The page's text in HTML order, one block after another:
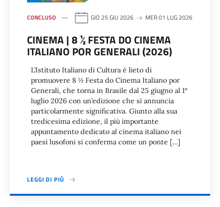
CONCLUSO GIO 25 GIU 2026 MER 01 LUG 2026
CINEMA | 8 ½ FESTA DO CINEMA
ITALIANO POR GENERALI (2026)
L’Istituto Italiano di Cultura è lieto di
promuovere 8 ½ Festa do Cinema Italiano por
Generali, che torna in Brasile dal 25 giugno al 1º
luglio 2026 con un’edizione che si annuncia
particolarmente significativa. Giunto alla sua
tredicesima edizione, il più importante
appuntamento dedicato al cinema italiano nei
paesi lusofoni si conferma come un ponte […]
LEGGI DI PIÙ